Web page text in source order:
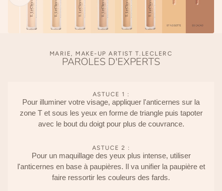
PAROLES D'EXPERTS
MARIE, MAKE-UP ARTIST T.LECLERC
ASTUCE 1 :
Pour illuminer votre visage, appliquer l'anticernes sur la
zone T et sous les yeux en forme de triangle puis tapoter
avec le bout du doigt pour plus de couvrance.
ASTUCE 2 :
Pour un maquillage des yeux plus intense, utiliser
l'anticernes en base à paupières. Il va unifier la paupière et
faire ressortir les couleurs des fards.